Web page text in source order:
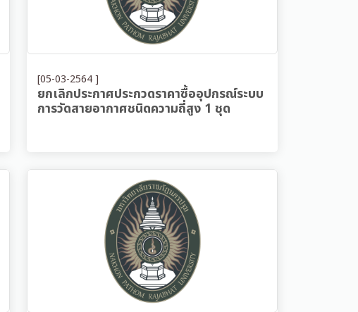
[05-03-2564 ]
ยกเลิกประกาศประกวดราคาซื้ออุปกรณ์ระบบ
การวัดสายอากาศชนิดความถี่สูง 1 ชุด